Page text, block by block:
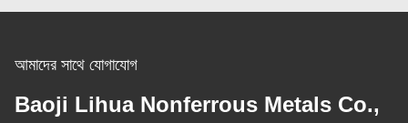
আমাদের সাথে যোগাযোগ
Baoji Lihua Nonferrous Metals Co.,